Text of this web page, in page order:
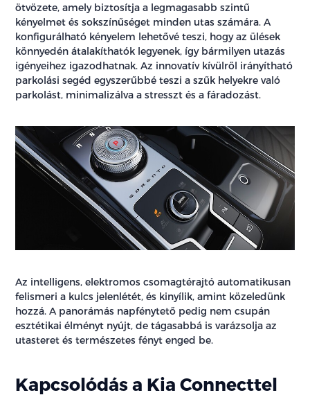
ötvözete, amely biztosítja a legmagasabb szintű
kényelmet és sokszínűséget minden utas számára. A
konfigurálható kényelem lehetővé teszi, hogy az ülések
könnyedén átalakíthatók legyenek, így bármilyen utazás
igényeihez igazodhatnak. Az innovatív kívülről irányítható
parkolási segéd egyszerűbbé teszi a szűk helyekre való
parkolást, minimalizálva a stresszt és a fáradozást.
Az intelligens, elektromos csomagtérajtó automatikusan
felismeri a kulcs jelenlétét, és kinyílik, amint közeledünk
hozzá. A panorámás napfénytető pedig nem csupán
esztétikai élményt nyújt, de tágasabbá is varázsolja az
utasteret és természetes fényt enged be.
Kapcsolódás a Kia Connecttel